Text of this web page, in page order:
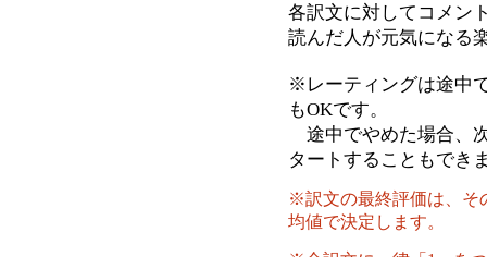
各訳文に対してコメン
読んだ人が元気になる
※レーティングは途中
もOKです。
途中でやめた場合、
タートすることもでき
※訳文の最終評価は、そ
均値で決定します。